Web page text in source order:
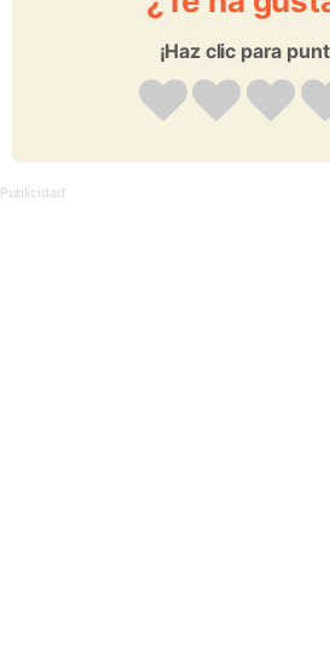
¡Haz clic para